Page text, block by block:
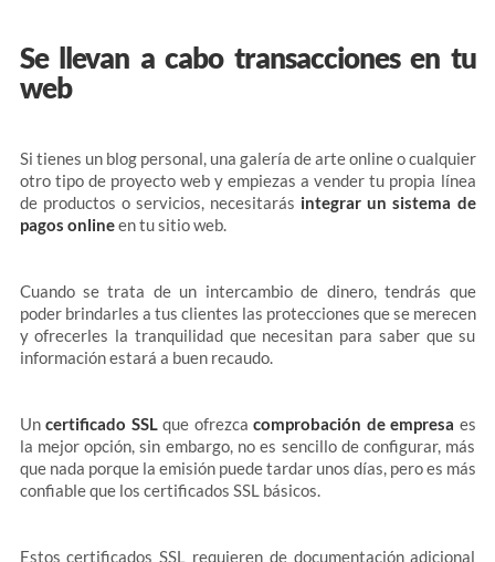
Se llevan a cabo transacciones en tu
web
Si tienes un blog personal, una galería de arte online o cualquier
otro tipo de proyecto web y empiezas a vender tu propia línea
de productos o servicios, necesitarás integrar un sistema de
pagos onlineen tu sitio web.
Cuando se trata de un intercambio de dinero, tendrás que
poder brindarles a tus clientes las protecciones que se merecen
y ofrecerles la tranquilidad que necesitan para saber que su
información estará a buen recaudo.
Un certificado SSLque ofrezca comprobación de empresa es
la mejor opción, sin embargo, no es sencillo de configurar, más
que nada porque la emisión puede tardar unos días, pero es más
confiable que los certificados SSL básicos.
Estos certificados SSL requieren de documentación adicional